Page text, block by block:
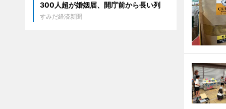
300人超が婚姻届、開庁前から長い列
すみだ経済新聞